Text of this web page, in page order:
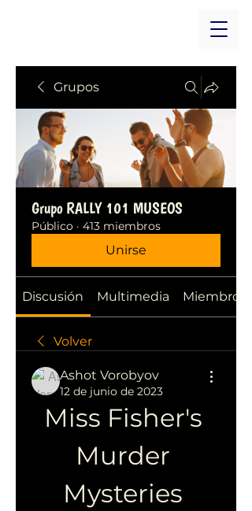
Grupos
Grupo RALLY 101 MUSEOS
Público · 413 miembros
Unirse
Discusión Multimedia Miembros
Volver
Ashot Vorobyov
12 de junio de 2023
Miss Fisher's
Murder
Mysteries